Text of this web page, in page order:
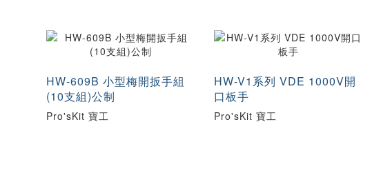
HW-609B 小型梅開扳手組
(10支組)公制
Pro'sKit 寶工
HW-V1系列 VDE 1000V開
口板手
Pro'sKit 寶工